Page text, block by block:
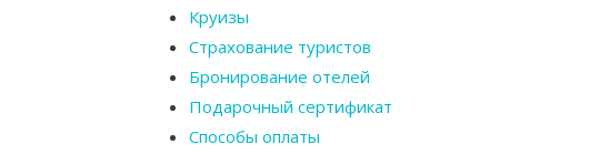
Круизы
Страхование туристов
Бронирование отелей
Подарочный сертификат
Способы оплаты